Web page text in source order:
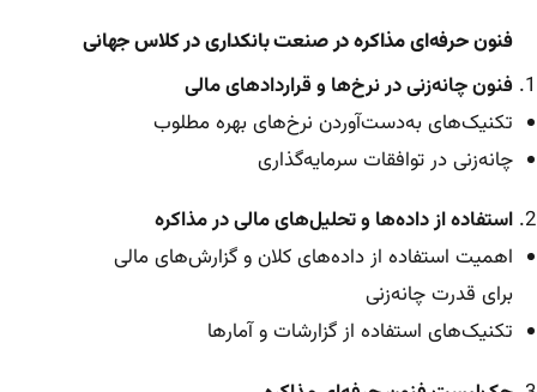
فنون حرفه‌ای مذاکره در صنعت بانکداری در کلاس جهانی
فنون چانه‌زنی در نرخ‌ها و قراردادهای مالی
تکنیک‌های به‌دست‌آوردن نرخ‌های بهره مطلوب
چانه‌زنی در توافقات سرمایه‌گذاری
استفاده از داده‌ها و تحلیل‌های مالی در مذاکره
اهمیت استفاده از داده‌های کلان و گزارش‌های مالی
برای قدرت چانه‌زنی
تکنیک‌های استفاده از گزارشات و آمارها